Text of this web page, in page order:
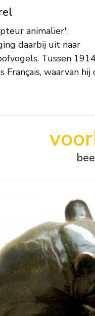
animalier':
daarbij uit naar
Tussen
waarvan hij
Lecoutier, ook
van beelden met
onderwerpen, die